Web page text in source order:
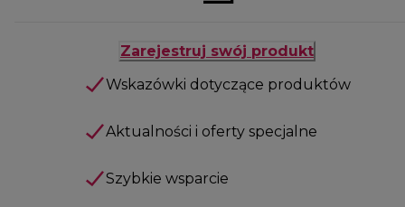
Zarejestruj swój produkt
Wskazówki dotyczące produktów
Aktualności i oferty specjalne
Szybkie wsparcie